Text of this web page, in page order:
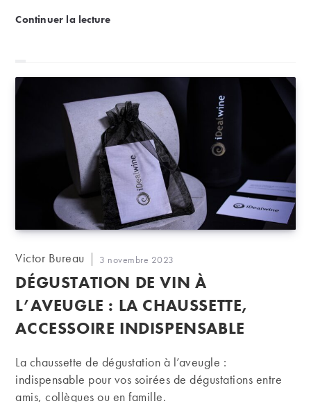
Continuer la lectureAccords mets et vins : quel plat pour accompagner
Auteur/autrice
la
publication :
Victor Bureau
Publication
publiée :
3 novembre 2023
DÉGUSTATION DE VIN À
L’AVEUGLE : LA CHAUSSETTE,
ACCESSOIRE INDISPENSABLE
La chaussette de dégustation à l’aveugle :
indispensable pour vos soirées de dégustations entre
amis, collègues ou en famille.